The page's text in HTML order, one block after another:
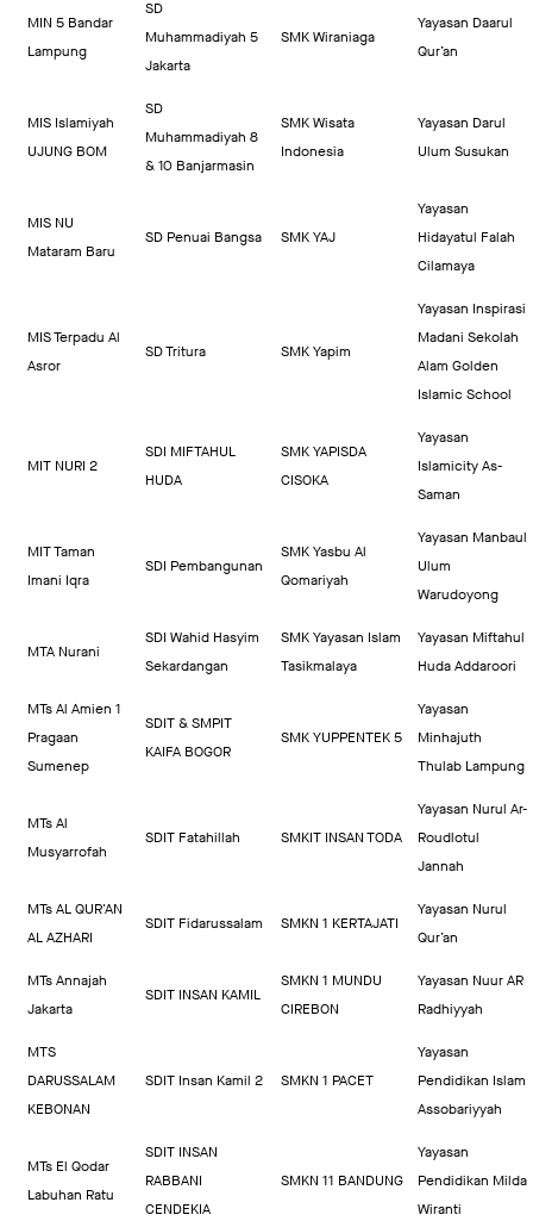
MIN 5 Bandar
Lampung
SD
Muhammadiyah 5
Jakarta
SMK Wiraniaga
Yayasan Daarul
Qur’an
MIS Islamiyah
UJUNG BOM
SD
Muhammadiyah 8
& 10 Banjarmasin
SMK Wisata
Indonesia
Yayasan Darul
Ulum Susukan
MIS NU
Mataram Baru
SD Penuai Bangsa SMK YAJ
Yayasan
Hidayatul Falah
Cilamaya
MIS Terpadu Al
Asror
SD Tritura SMK Yapim
Yayasan Inspirasi
Madani Sekolah
Alam Golden
Islamic School
MIT NURI 2
SDI MIFTAHUL
HUDA
SMK YAPISDA
CISOKA
Yayasan
Islamicity As-
Saman
MIT Taman
Imani Iqra
SDI Pembangunan
SMK Yasbu Al
Qomariyah
Yayasan Manbaul
Ulum
Warudoyong
MTA Nurani
SDI Wahid Hasyim
Sekardangan
SMK Yayasan Islam
Tasikmalaya
Yayasan Miftahul
Huda Addaroori
MTs Al Amien 1
Pragaan
Sumenep
SDIT & SMPIT
KAIFA BOGOR
SMK YUPPENTEK 5
Yayasan
Minhajuth
Thulab Lampung
MTs Al
Musyarrofah
SDIT Fatahillah SMKIT INSAN TODA
Yayasan Nurul Ar-
Roudlotul
Jannah
MTs AL QUR'AN
AL AZHARI
SDIT Fidarussalam SMKN 1 KERTAJATI
Yayasan Nurul
Qur’an
MTs Annajah
Jakarta
SDIT INSAN KAMIL
SMKN 1 MUNDU
CIREBON
Yayasan Nuur AR
Radhiyyah
MTS
DARUSSALAM
KEBONAN
SDIT Insan Kamil 2 SMKN 1 PACET
Yayasan
Pendidikan Islam
Assobariyyah
MTs El Qodar
Labuhan Ratu
SDIT INSAN
RABBANI
CENDEKIA
SMKN 11 BANDUNG
Yayasan
Pendidikan Milda
Wiranti